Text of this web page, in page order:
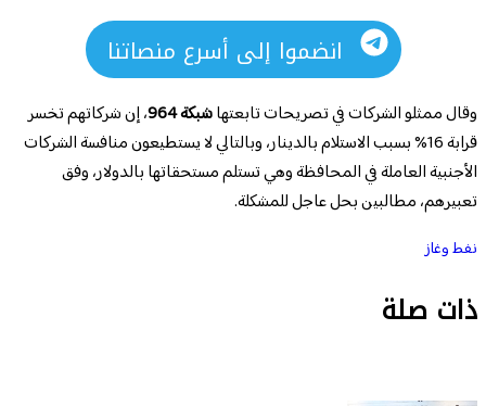
انضموا إلى أسرع منصاتنا
وقال ممثلو الشركات في تصريحات تابعتهاشبكة 964
، إن شركاتهم تخسر
قرابة 16% بسبب الاستلام بالدينار، وبالتالي لا يستطيعون منافسة الشركات
الأجنبية العاملة في المحافظة وهي تستلم مستحقاتها بالدولار، وفق
تعبيرهم، مطالبين بحل عاجل للمشكلة.
نفط وغاز
ذات صلة